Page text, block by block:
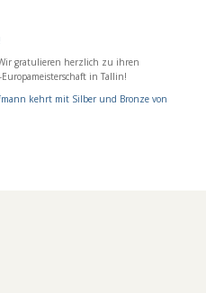
gratulieren herzlich zu ihren
in Tallin!
kehrt mit Silber und Bronze von